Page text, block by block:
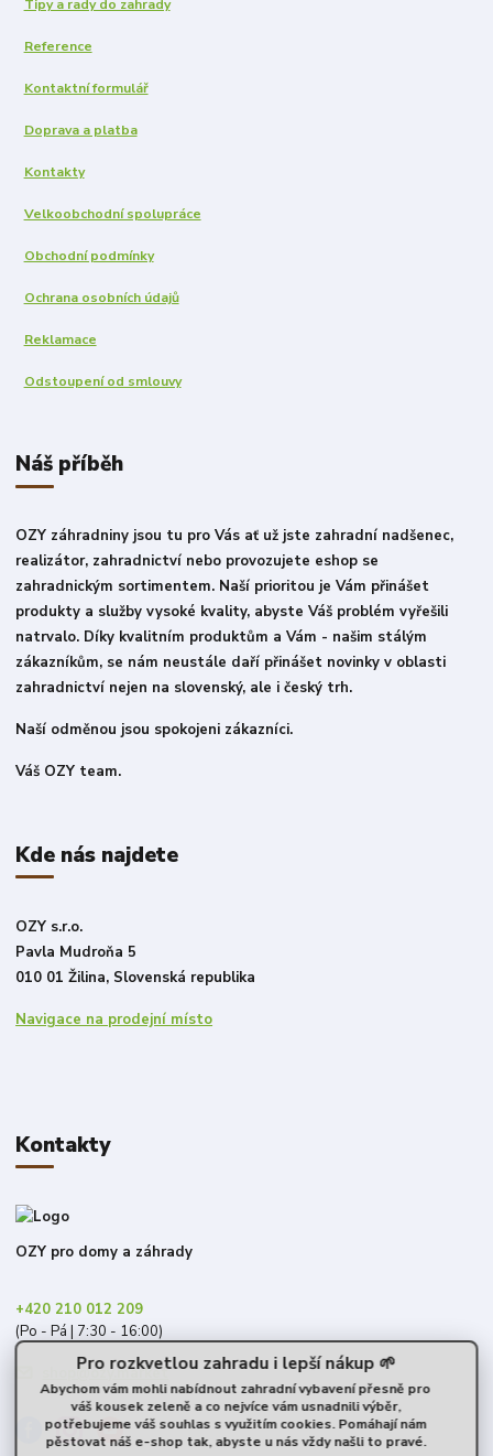
Tipy a rady do zahrady
Reference
Kontaktní formulář
Doprava a platba
Kontakty
Velkoobchodní spolupráce
Obchodní podmínky
Ochrana osobních údajů
Reklamace
Odstoupení od smlouvy
Náš příběh
OZY záhradniny jsou tu pro Vás ať už jste zahradní nadšenec,
realizátor, zahradnictví nebo provozujete eshop se
zahradnickým sortimentem. Naší prioritou je Vám přinášet
produkty a služby vysoké kvality, abyste Váš problém vyřešili
natrvalo. Díky kvalitním produktům a Vám - našim stálým
zákazníkům, se nám neustále daří přinášet novinky v oblasti
zahradnictví nejen na slovenský, ale i český trh.
Naší odměnou jsou spokojeni zákazníci.
Váš OZY team.
Kde nás najdete
OZY s.r.o.
Pavla Mudroňa 5
010 01 Žilina, Slovenská republika
Navigace na prodejní místo
Kontakty
OZY pro domy a záhrady
+420 210 012 209
(Po - Pá | 7:30 - 16:00)
shop@ozy.market
Pro rozkvetlou zahradu i lepší nákup 🌱
Abychom vám mohli nabídnout zahradní vybavení přesně pro
váš kousek zeleně a co nejvíce vám usnadnili výběr,
potřebujeme váš souhlas s využitím cookies. Pomáhají nám
pěstovat náš e-shop tak, abyste u nás vždy našli to pravé.